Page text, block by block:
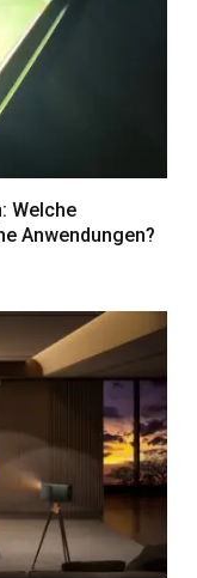
Welche
Anwendungen?